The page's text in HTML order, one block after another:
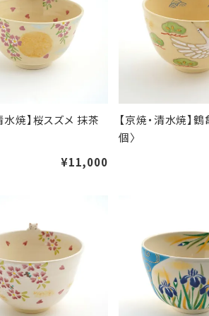
水焼】桜スズメ 抹茶
¥11,000
【京焼・清水焼】
個〉